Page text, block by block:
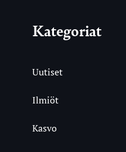
Kategoriat
Uutiset
Ilmiöt
Kasvo